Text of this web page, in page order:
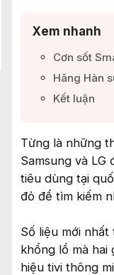
Xem nhanh
Cơn sốt
Hãng Hàn
Kết luận​
Từng là những
Samsung và
tiêu dùng tại
đỏ để tìm kiếm
Số liệu mới
khổng lồ mà hai
hiệu tivi thông